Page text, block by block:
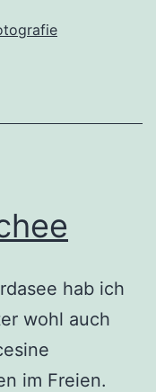
hab ich
wohl auch
im Freien.